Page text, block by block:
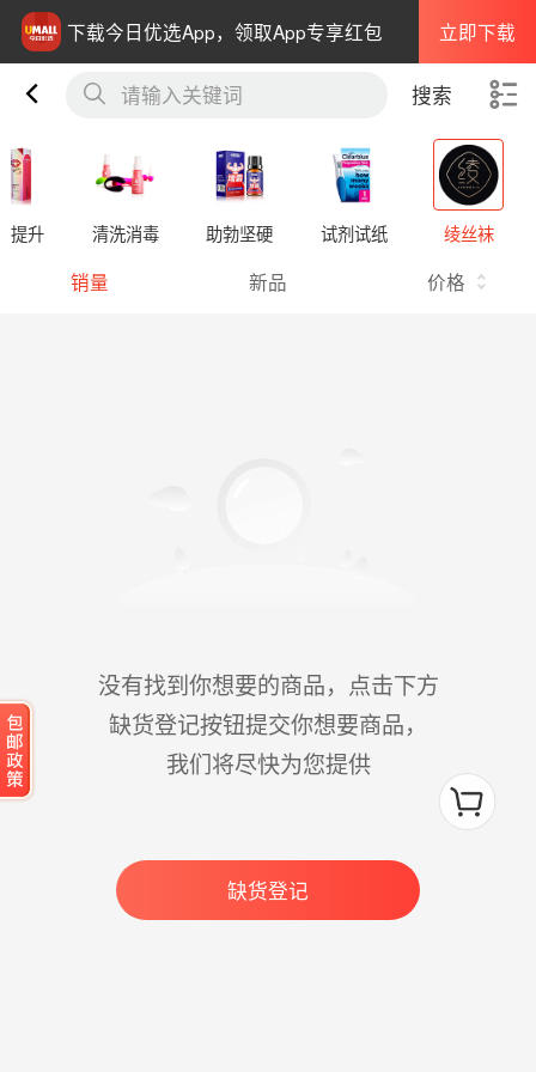
下载今日优选App，领取App专享红包 立即下载
请输入关键词 搜索
提升 清洗消毒 助勃坚硬 试剂试纸 绫丝袜
销量 新品 价格
没有找到你想要的商品，点击下方
缺货登记按钮提交你想要商品，
我们将尽快为您提供
缺货登记